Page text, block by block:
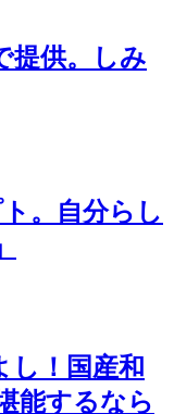
提供。しみ
。自分らし
し！国産和
能するなら